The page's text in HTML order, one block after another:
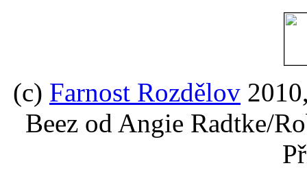
(c) Farnost Rozdělov
Beez od Angie Radtke/